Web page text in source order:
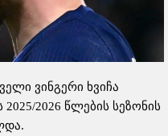
ვინგერი ხვიჩა
2026 წლების სეზონის